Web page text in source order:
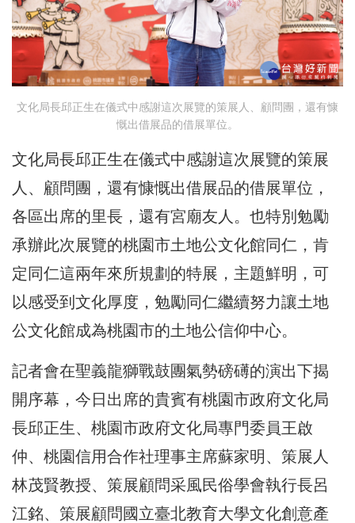
文化局長邱正生在儀式中感謝這次展覽的策展人、顧問團，還有慷
慨出借展品的借展單位。
文化局長邱正生在儀式中感謝這次展覽的策展
人、顧問團，還有慷慨出借展品的借展單位，
各區出席的里長，還有宮廟友人。也特別勉勵
承辦此次展覽的桃園市土地公文化館同仁，肯
定同仁這兩年來所規劃的特展，主題鮮明，可
以感受到文化厚度，勉勵同仁繼續努力讓土地
公文化館成為桃園市的土地公信仰中心。
記者會在聖義龍獅戰鼓團氣勢磅礡的演出下揭
開序幕，今日出席的貴賓有桃園市政府文化局
長邱正生、桃園市政府文化局專門委員王啟
仲、桃園信用合作社理事主席蘇家明、策展人
林茂賢教授、策展顧問采風民俗學會執行長呂
江銘、策展顧問國立臺北教育大學文化創意產